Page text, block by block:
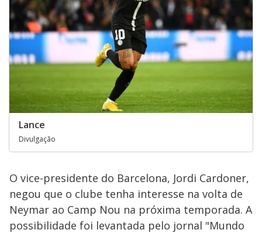
Lance
Divulgação
O vice-presidente do Barcelona, Jordi Cardoner,
negou que o clube tenha interesse na volta de
Neymar ao Camp Nou na próxima temporada. A
possibilidade foi levantada pelo jornal "Mundo